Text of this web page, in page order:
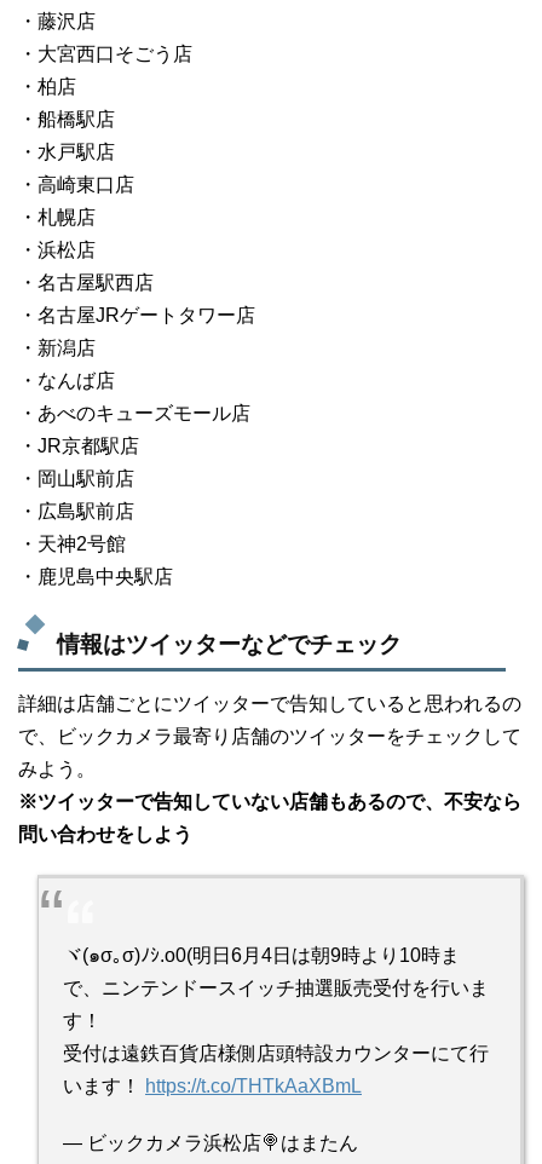
・藤沢店
・大宮西口そごう店
・柏店
・船橋駅店
・水戸駅店
・高崎東口店
・札幌店
・浜松店
・名古屋駅西店
・名古屋JRゲートタワー店
・新潟店
・なんば店
・あべのキューズモール店
・JR京都駅店
・岡山駅前店
・広島駅前店
・天神2号館
・鹿児島中央駅店
情報はツイッターなどでチェック
詳細は店舗ごとにツイッターで告知していると思われるの
で、ビックカメラ最寄り店舗のツイッターをチェックして
みよう。
※ツイッターで告知していない店舗もあるので、不安なら
問い合わせをしよう
ヾ(๑σ｡σ)ﾉｼ.o0(明日6月4日は朝9時より10時ま
で、ニンテンドースイッチ抽選販売受付を行いま
す！
受付は遠鉄百貨店様側店頭特設カウンターにて行
います！
https://t.co/THTkAaXBmL
— ビックカメラ浜松店🍭はまたん